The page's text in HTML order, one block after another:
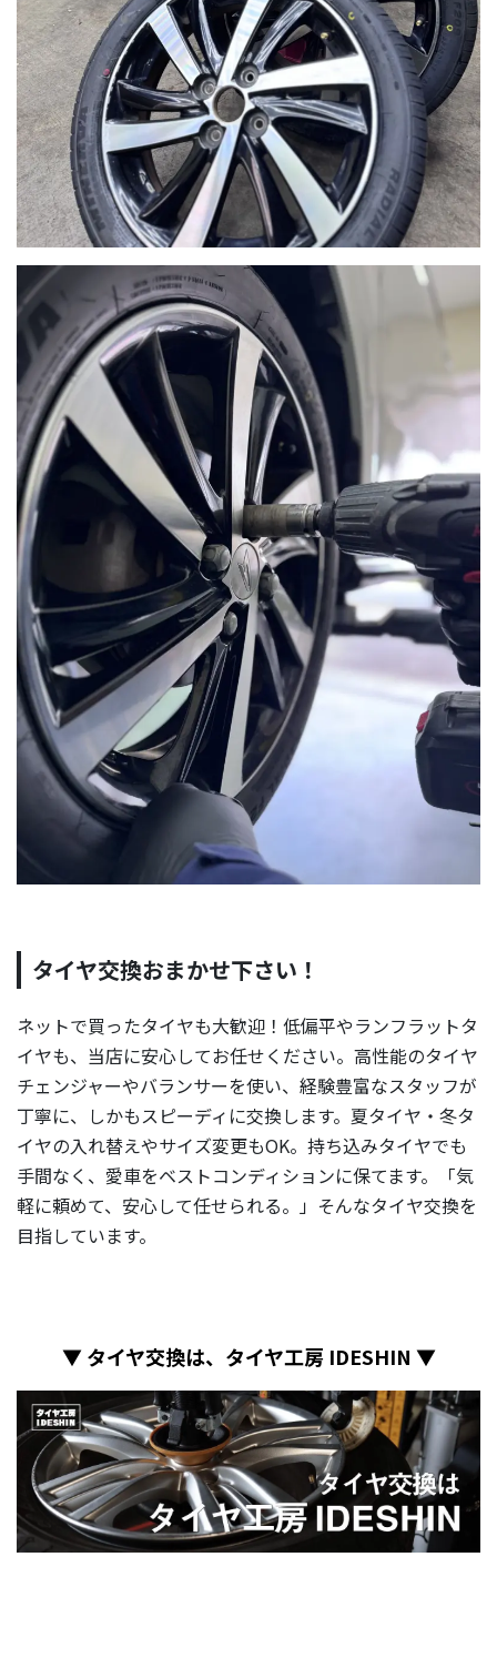
タイヤ交換おまかせ下さい！
ネットで買ったタイヤも大歓迎！低偏平やランフラットタ
イヤも、当店に安心してお任せください。高性能のタイヤ
チェンジャーやバランサーを使い、経験豊富なスタッフが
丁寧に、しかもスピーディに交換します。夏タイヤ・冬タ
イヤの入れ替えやサイズ変更もOK。持ち込みタイヤでも
手間なく、愛車をベストコンディションに保てます。「気
軽に頼めて、安心して任せられる。」そんなタイヤ交換を
目指しています。
▼ タイヤ交換は、タイヤ工房 IDESHIN ▼